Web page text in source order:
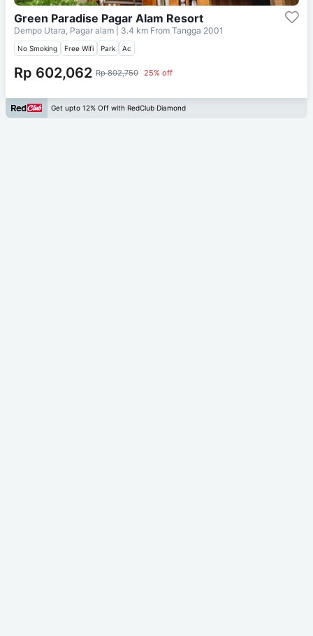
Green Paradise Pagar Alam Resort
Dempo Utara, Pagar alam | 3.4 km From Tangga 2001
No Smoking Free Wifi Park Ac
Rp 602,062 Rp 802,750 25% off
Get upto 12% Off with RedClub Diamond